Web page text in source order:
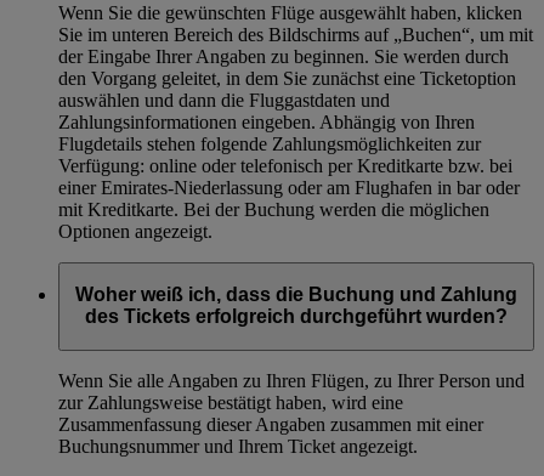
Wenn Sie die gewünschten Flüge ausgewählt haben, klicken
Sie im unteren Bereich des Bildschirms auf „Buchen“, um mit
der Eingabe Ihrer Angaben zu beginnen. Sie werden durch
den Vorgang geleitet, in dem Sie zunächst eine Ticketoption
auswählen und dann die Fluggastdaten und
Zahlungsinformationen eingeben. Abhängig von Ihren
Flugdetails stehen folgende Zahlungsmöglichkeiten zur
Verfügung: online oder telefonisch per Kreditkarte bzw. bei
einer Emirates-Niederlassung oder am Flughafen in bar oder
mit Kreditkarte. Bei der Buchung werden die möglichen
Optionen angezeigt.
Woher weiß ich, dass die Buchung und Zahlung
des Tickets erfolgreich durchgeführt wurden?
Wenn Sie alle Angaben zu Ihren Flügen, zu Ihrer Person und
zur Zahlungsweise bestätigt haben, wird eine
Zusammenfassung dieser Angaben zusammen mit einer
Buchungsnummer und Ihrem Ticket angezeigt.